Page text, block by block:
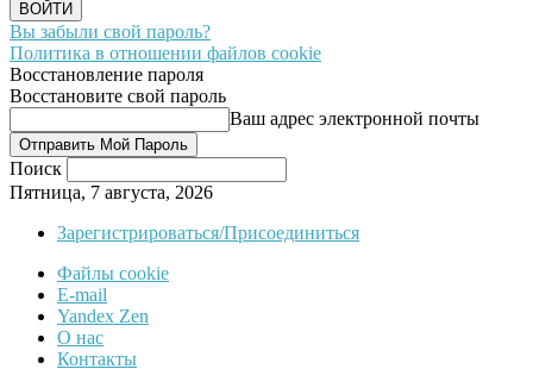
Вы забыли свой пароль?
Политика в отношении файлов cookie
Восстановление пароля
Восстановите свой пароль
Ваш адрес электронной почты
Поиск
Пятница, 7 августа, 2026
Зарегистрироваться/Присоединиться
Файлы cookie
E-mail
Yandex Zen
О нас
Контакты